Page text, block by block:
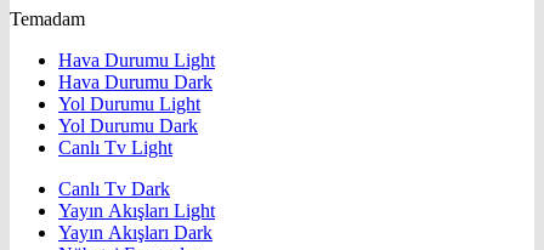
Temadam
Hava Durumu Light
Hava Durumu Dark
Yol Durumu Light
Yol Durumu Dark
Canlı Tv Light
Canlı Tv Dark
Yayın Akışları Light
Yayın Akışları Dark